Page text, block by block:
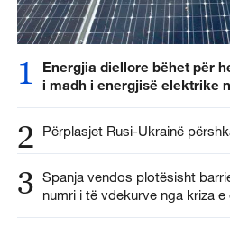
1
Energjia diellore bëhet për
i madh i energjisë elektrike
2 Përplasjet Rusi-Ukrainë
3 Spanja vendos plotësisht
numri i të vdekurve nga kriza